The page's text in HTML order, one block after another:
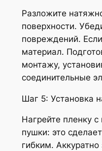
Разложите
поверхности.
повреждений.
материал.
монтажу,
соединительные
Шаг 5: Установка
Нагрейте пленку
пушки: это
гибким. Аккуратно